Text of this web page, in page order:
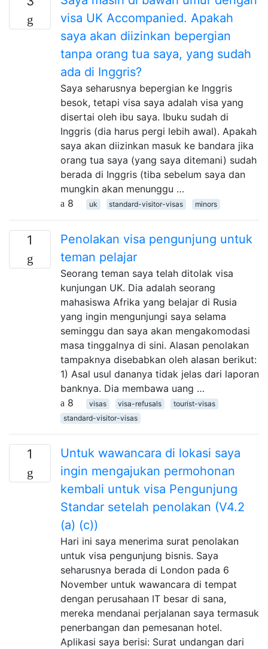
visa UK Accompanied. Apakah
saya akan diizinkan bepergian
tanpa orang tua saya, yang sudah
ada di Inggris?
Saya seharusnya bepergian ke Inggris
besok, tetapi visa saya adalah visa yang
disertai oleh ibu saya. Ibuku sudah di
Inggris (dia harus pergi lebih awal). Apakah
saya akan diizinkan masuk ke bandara jika
orang tua saya (yang saya ditemani) sudah
berada di Inggris (tiba sebelum saya dan
mungkin akan menunggu …
8
uk standard-visitor-visas minors
1
Penolakan visa pengunjung untuk
teman pelajar
Seorang teman saya telah ditolak visa
kunjungan UK. Dia adalah seorang
mahasiswa Afrika yang belajar di Rusia
yang ingin mengunjungi saya selama
seminggu dan saya akan mengakomodasi
masa tinggalnya di sini. Alasan penolakan
tampaknya disebabkan oleh alasan berikut:
1) Asal usul dananya tidak jelas dari laporan
banknya. Dia membawa uang …
8
visas visa-refusals
tourist-visas
standard-visitor-visas
1
Untuk wawancara di lokasi saya
ingin mengajukan permohonan
kembali untuk visa Pengunjung
Standar setelah penolakan (V4.2
(a) (c))
Hari ini saya menerima surat penolakan
untuk visa pengunjung bisnis. Saya
seharusnya berada di London pada 6
November untuk wawancara di tempat
dengan perusahaan IT besar di sana,
mereka mendanai perjalanan saya termasuk
penerbangan dan pemesanan hotel.
Aplikasi saya berisi: Surat undangan dari